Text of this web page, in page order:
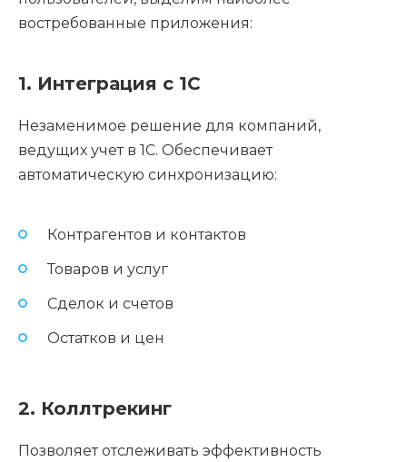
востребованные приложения:
1. Интеграция с 1С
Незаменимое решение для компаний,
ведущих учет в 1С. Обеспечивает
автоматическую синхронизацию:
Контрагентов и контактов
Товаров и услуг
Сделок и счетов
Остатков и цен
2. Коллтрекинг
Позволяет отслеживать эффективность